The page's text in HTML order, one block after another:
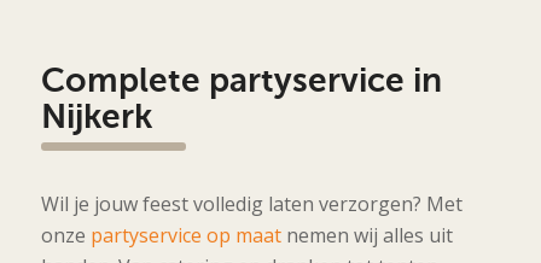
Complete partyservice in
Nijkerk
Wil je jouw feest volledig laten verzorgen? Met
onze partyservice op maatnemen wij alles uit